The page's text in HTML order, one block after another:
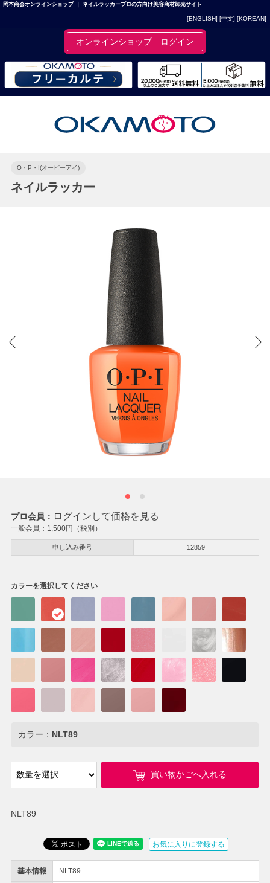
岡本商会オンラインショップ ｜ ネイルラッカープロの方向け美容商材卸売サイト
[ENGLISH] [中文] [KOREAN]
オンラインショップ ログイン
O・P・I(オーピーアイ)
ネイルラッカー
プロ会員： ログインして価格を見る
一般会員： 1,500円（税別）
申し込み番号 12859
NLT89
基本情報 NLT89
カラーを選択してください
カラー： NLT89
買い物かごへ入れる
お気に入りに登録する